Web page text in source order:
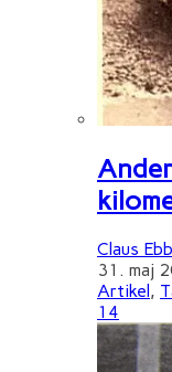
Claus
31. maj
Artikel ,
14